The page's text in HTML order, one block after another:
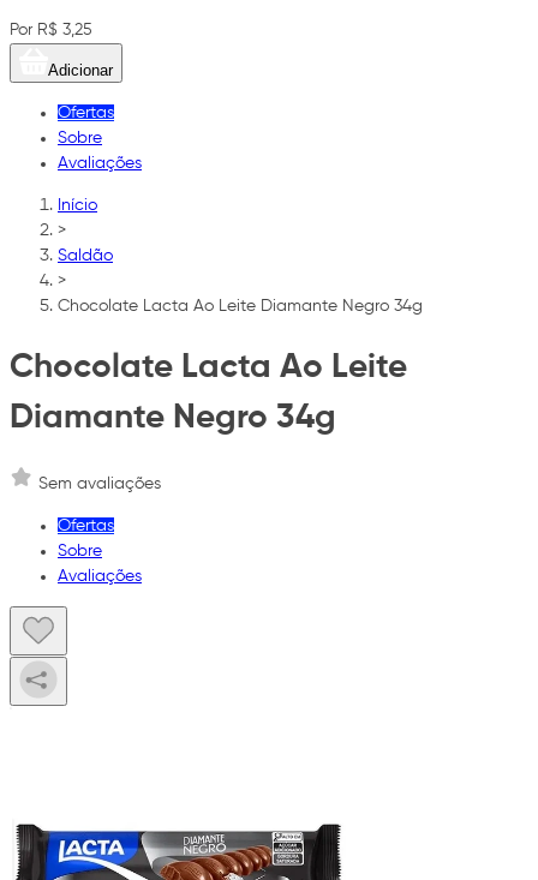
Por R$ 3,25
Adicionar
Ofertas
Sobre
Avaliações
Início
>
Saldão
>
Chocolate Lacta Ao Leite Diamante Negro 34g
Chocolate Lacta Ao Leite
Diamante Negro 34g
Sem avaliações
Ofertas
Sobre
Avaliações